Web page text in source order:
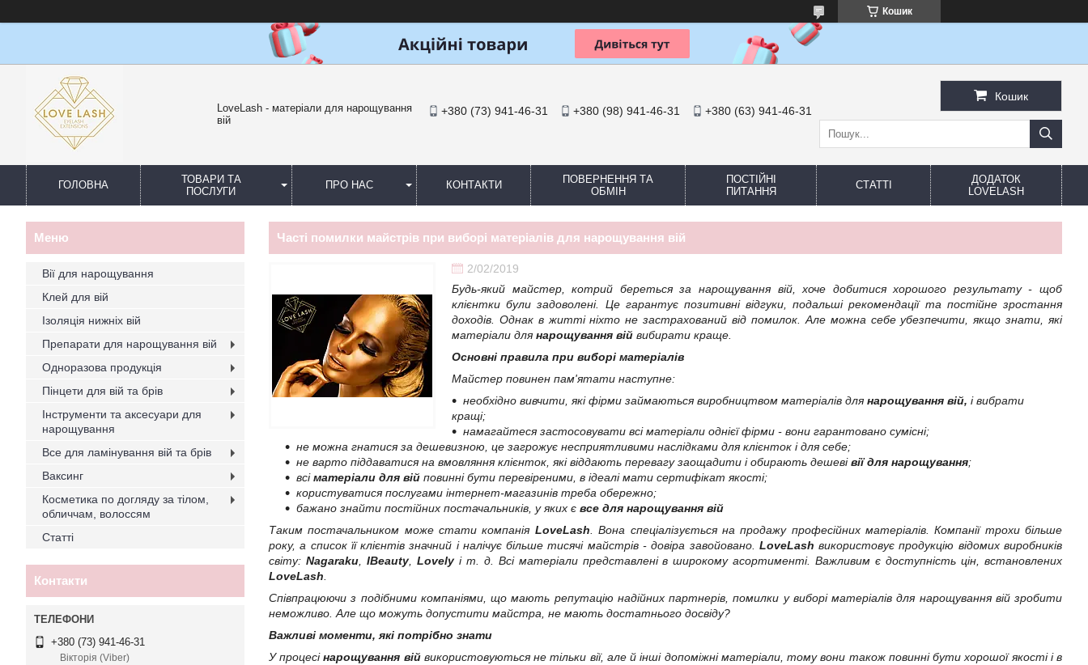
Кошик
LoveLash - матеріали для нарощування
вій
+380 (73) 941-46-31 +380 (98) 941-46-31 +380 (63) 941-46-31
Кошик
ГОЛОВНА
ТОВАРИ ТА
ПОСЛУГИ
ПРО НАС КОНТАКТИ
ПОВЕРНЕННЯ ТА
ОБМІН
ПОСТІЙНІ
ПИТАННЯ
СТАТТІ
ДОДАТОК
LOVELASH
Часті помилки майстрів при виборі матеріалів для нарощування вій
2/02/2019
Будь-який майстер, котрий береться за нарощування вій, хоче добитися хорошого результату - щоб
клієнтки були задоволені. Це гарантує позитивні відгуки, подальші рекомендації та постійне зростання
доходів. Однак в житті ніхто не застрахований від помилок. Але можна себе убезпечити, якщо знати, які
матеріали для нарощування вій вибирати краще.
Основні правила при виборі матеріалів
Майстер повинен пам'ятати наступне:
необхідно вивчити, які фірми займаються виробництвом матеріалів для нарощування вій, і вибрати
кращі;
намагайтеся застосовувати всі матеріали однієї фірми - вони гарантовано сумісні;
не можна гнатися за дешевизною, це загрожує несприятливими наслідками для клієнток і для себе;
не варто піддаватися на вмовляння клієнток, які віддають перевагу заощадити і обирають дешевівії для нарощування;
всіматеріали для вій повинні бути перевіреними, в ідеалі мати сертифікат якості;
користуватися послугами інтернет-магазинів треба обережно;
бажано знайти постійних постачальників, у яких є все для нарощування вій
Таким постачальником може стати компанія LoveLash . Вона спеціалізується на продажу професійних матеріалів. Компанії трохи більше
року, а список її клієнтів значний і налічує більше тисячі майстрів - довіра завойовано. LoveLashвикористовує продукцію відомих виробників
світу: Nagaraku, IBeauty, Lovely і т. д. Всі матеріали представлені в широкому асортименті. Важливим є доступність цін, встановлених
LoveLash
Співпрацюючи з подібними компаніями, що мають репутацію надійних партнерів, помилки у виборі матеріалів для нарощування вій зробити
неможливо. Але що можуть допустити майстра, не мають достатнього досвіду?
Важливі моменти, які потрібно знати
У процесінарощування війвикористовуються не тільки вії, але й інші допоміжні матеріали, тому вони також повинні бути хорошої якості і в
Вії для нарощування
Клей для вій
Ізоляція нижніх вій
Препарати для нарощування вій
Одноразова продукція
Пінцети для вій та брів
Інструменти та аксесуари для
нарощування
Все для ламінування вій та брів
Ваксинг
Косметика по догляду за тілом,
обличчам, волоссям
Статті
Контакти
+380 (73) 941-46-31
Вікторія (Viber)